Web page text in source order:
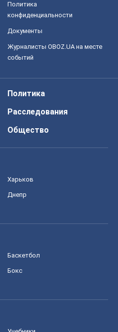
Политика
конфиденциальности
Документы
Журналисты OBOZ.UA на месте
событий
Политика
Расследования
Общество
Харьков
Днепр
Баскетбол
Бокс